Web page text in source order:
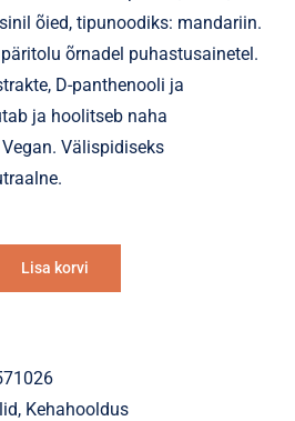
õied, tipunoodiks: mandariin.
õrnadel puhastusainetel.
D-panthenooli ja
ja hoolitseb naha
Välispidiseks
Lisa korvi
, Kehahooldus